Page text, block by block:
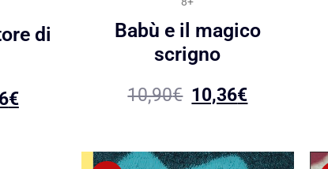
di
€
Babù e il magico
scrigno
10,90€ 10,36€